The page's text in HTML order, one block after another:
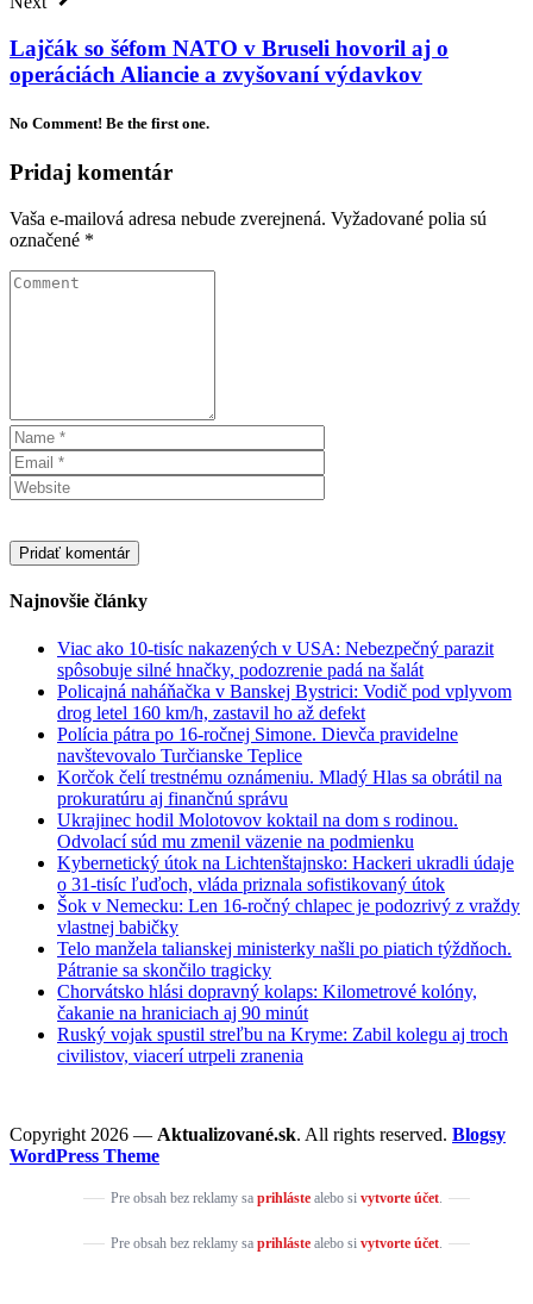
Lajčák so šéfom NATO v Bruseli hovoril aj o
operáciách Aliancie a zvyšovaní výdavkov
No Comment! Be the first one.
Pridaj komentár
Vaša e-mailová adresa nebude zverejnená. Vyžadované polia sú
označené *
Najnovšie články
Viac ako 10-tisíc nakazených v USA: Nebezpečný parazit
spôsobuje silné hnačky, podozrenie padá na šalát
Policajná naháňačka v Banskej Bystrici: Vodič pod vplyvom
drog letel 160 km/h, zastavil ho až defekt
Polícia pátra po 16-ročnej Simone. Dievča pravidelne
navštevovalo Turčianske Teplice
Korčok čelí trestnému oznámeniu. Mladý Hlas sa obrátil na
prokuratúru aj finančnú správu
Ukrajinec hodil Molotovov koktail na dom s rodinou.
Odvolací súd mu zmenil väzenie na podmienku
Kybernetický útok na Lichtenštajnsko: Hackeri ukradli údaje
o 31-tisíc ľuďoch, vláda priznala sofistikovaný útok
Šok v Nemecku: Len 16-ročný chlapec je podozrivý z vraždy
vlastnej babičky
Telo manžela talianskej ministerky našli po piatich týždňoch.
Pátranie sa skončilo tragicky
Chorvátsko hlási dopravný kolaps: Kilometrové kolóny,
čakanie na hraniciach aj 90 minút
Ruský vojak spustil streľbu na Kryme: Zabil kolegu aj troch
civilistov, viacerí utrpeli zranenia
Copyright 2026 — Aktualizované.sk. All rights reserved. Blogsy
WordPress Theme
Pre obsah bez reklamy sa prihlástealebo si vytvorte účet.